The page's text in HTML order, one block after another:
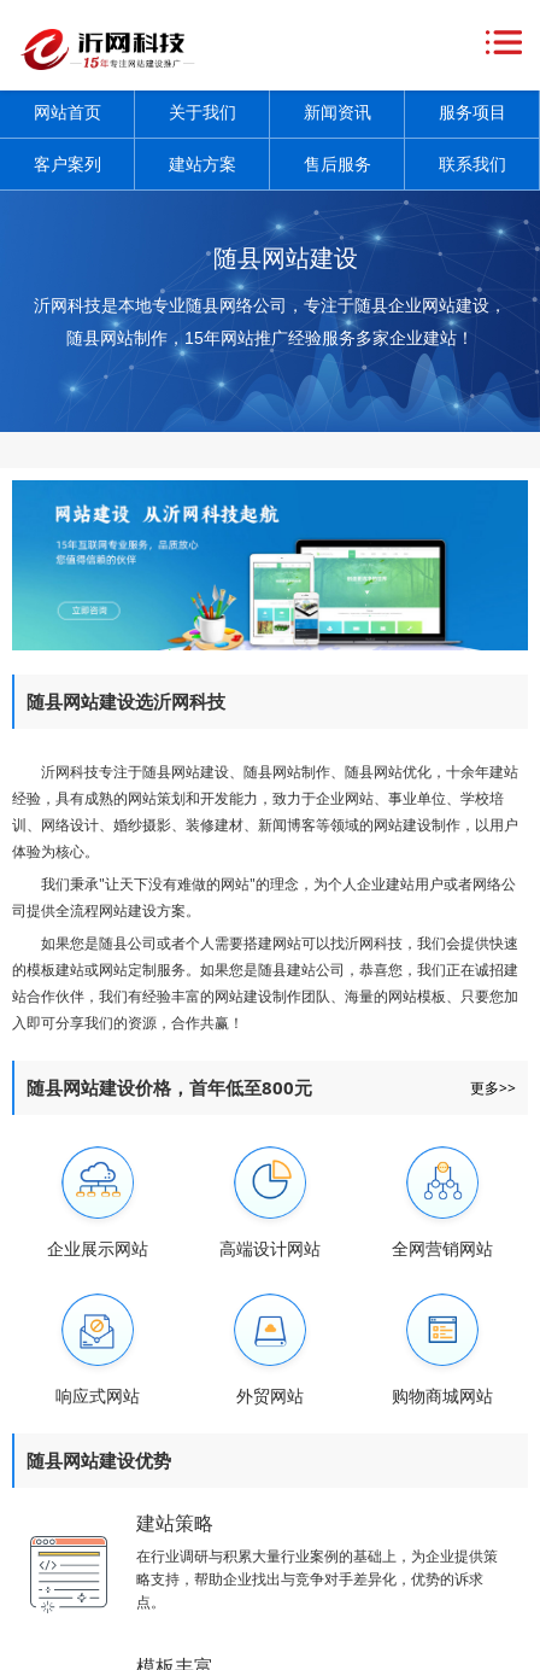
首
页
于
我
新
闻
服
网站首页 关于我们 新闻资讯 服务项目
客户案列 建站方案 售后服务 联系我们
随县网站建设
沂网科技是本地专业随县网络公司，专注于随县企业网站建设，
随县网站制作，15年网站推广经验服务多家企业建站！
随县网站建设选沂网科技
沂网科技专注于随县网站建设、随县网站制作、随县网站优化，十余年建站
经验，具有成熟的网站策划和开发能力，致力于企业网站、事业单位、学校培
训、网络设计、婚纱摄影、装修建材、新闻博客等领域的网站建设制作，以用户
体验为核心。
我们秉承"让天下没有难做的网站"的理念，为个人企业建站用户或者网络公
司提供全流程网站建设方案。
如果您是随县公司或者个人需要搭建网站可以找沂网科技，我们会提供快速
的模板建站或网站定制服务。如果您是随县建站公司，恭喜您，我们正在诚招建
站合作伙伴，我们有经验丰富的网站建设制作团队、海量的网站模板、只要您加
入即可分享我们的资源，合作共赢！
随县网站建设价格，首年低至800元 更多>>
企业展示网站 高端设计网站 全网营销网站
响应式网站 外贸网站 购物商城网站
随县网站建设优势
建站策略
在行业调研与积累大量行业案例的基础上，为企业提供策
略支持，帮助企业找出与竞争对手差异化，优势的诉求
点。